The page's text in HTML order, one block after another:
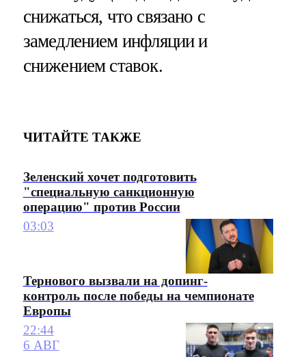
снижаться, что связано с
замедлением инфляции и
снижением ставок.
ЧИТАЙТЕ ТАКЖЕ
Зеленский хочет подготовить
"специальную санкционную
операцию" против России
03:03
Тернового вызвали на допинг-
контроль после победы на чемпионате
Европы
22:44
6 АВГ